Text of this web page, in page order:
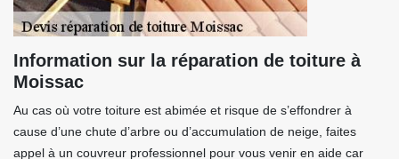
Information sur la réparation de toiture à
Moissac
Au cas où votre toiture est abimée et risque de s’effondrer à
cause d’une chute d’arbre ou d’accumulation de neige, faites
appel à un couvreur professionnel pour vous venir en aide car